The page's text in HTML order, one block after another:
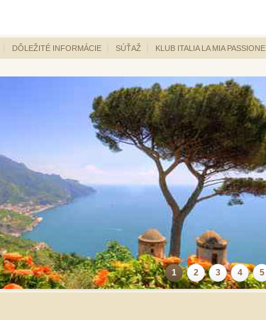
DÔLEŽITÉ INFORMÁCIE SÚŤAŽ KLUB ITALIA LA MIA PASSIONE
1 2 3 4 5